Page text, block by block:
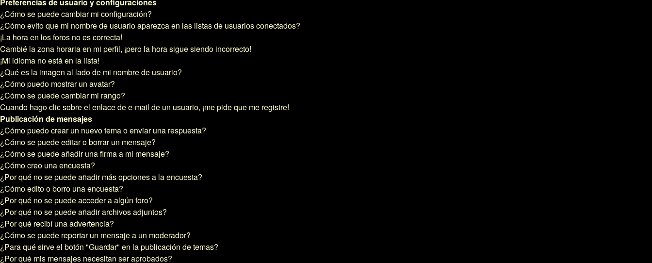
¿Cómo se puede cambiar mi configuración?
¿Cómo evito que mi nombre de usuario aparezca en las listas de usuarios conectados?
¡La hora en los foros no es correcta!
Cambié la zona horaria en mi perfil, ¡pero la hora sigue siendo incorrecto!
¡Mi idioma no está en la lista!
¿Qué es la imagen al lado de mi nombre de usuario?
¿Cómo puedo mostrar un avatar?
¿Cómo se puede cambiar mi rango?
Cuando hago clic sobre el enlace de e-mail de un usuario, ¡me pide que me registre!
Publicación de mensajes
¿Cómo puedo crear un nuevo tema o enviar una respuesta?
¿Cómo se puede editar o borrar un mensaje?
¿Cómo se puede añadir una firma a mi mensaje?
¿Cómo creo una encuesta?
¿Por qué no se puede añadir más opciones a la encuesta?
¿Cómo edito o borro una encuesta?
¿Por qué no se puede acceder a algún foro?
¿Por qué no se puede añadir archivos adjuntos?
¿Por qué recibí una advertencia?
¿Cómo se puede reportar un mensaje a un moderador?
¿Para qué sirve el botón "Guardar" en la publicación de temas?
¿Por qué mis mensajes necesitan ser aprobados?